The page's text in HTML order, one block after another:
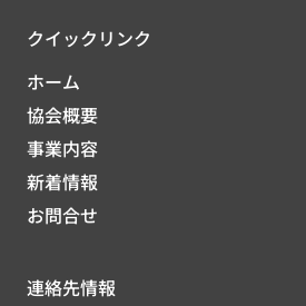
クイックリンク
ホーム
協会概要
事業内容
新着情報
お問合せ
連絡先情報